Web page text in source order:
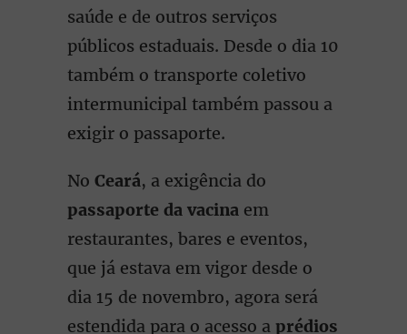
saúde e de outros serviços
públicos estaduais. Desde o dia 10
também o transporte coletivo
intermunicipal também passou a
exigir o passaporte.
No Ceará, a exigência do
passaporte da vacina em
restaurantes, bares e eventos,
que já estava em vigor desde o
dia 15 de novembro, agora será
estendida para o acesso a prédios